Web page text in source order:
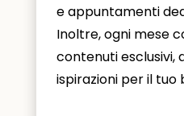
e appuntamenti
Inoltre, ogni mese
contenuti esclusivi,
ispirazioni per il tuo